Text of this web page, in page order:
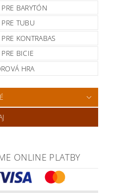
BARYTÓN
TUBU
KONTRABAS
BICIE
HRA
ONLINE PLATBY